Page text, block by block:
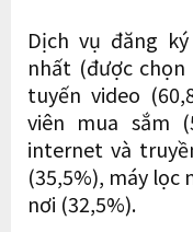
Dịch vụ đăng
nhất (được
tuyến video
viên mua sắm
internet và
(35,5%), máy lọc
nơi (32,5%).